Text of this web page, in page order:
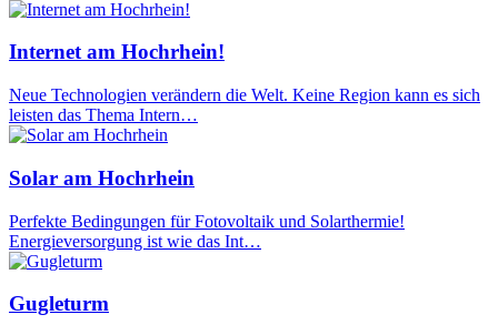
Internet am Hochrhein!
Neue Technologien verändern die Welt. Keine Region kann es sich
leisten das Thema Intern…
Solar am Hochrhein
Perfekte Bedingungen für Fotovoltaik und Solarthermie!
Energieversorgung ist wie das Int…
Gugleturm